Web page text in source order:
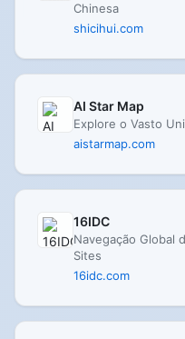
Chinesa
shicihui.com
AI Star Map
Explore o Vasto
aistarmap.com
16IDC
Navegação Global
Sites
16idc.com